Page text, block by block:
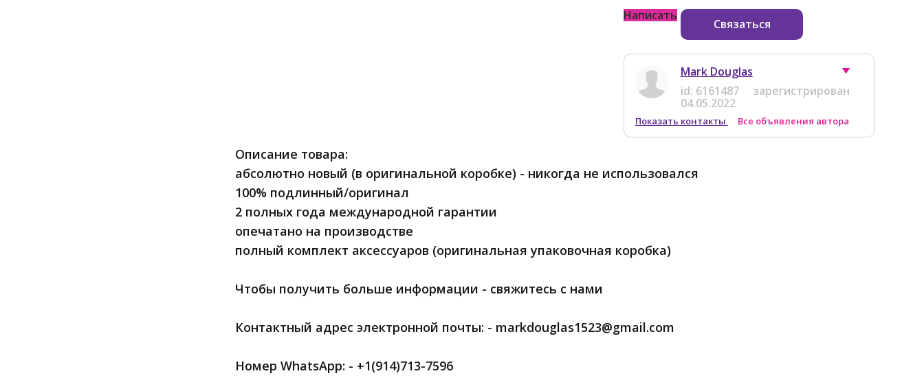
Написать
Связаться
Mark Douglas
id: 6161487
зарегистрирован
04.05.2022
Показать контакты Все объявления автора
Описание товара:
абсолютно новый (в оригинальной коробке) - никогда не использовался
100% подлинный/оригинал
2 полных года международной гарантии
опечатано на производстве
полный комплект аксессуаров (оригинальная упаковочная коробка)
Чтобы получить больше информации - свяжитесь с нами
Контактный адрес электронной почты: - markdouglas1523@gmail.com
Номер WhatsApp: - +1(914)713-7596